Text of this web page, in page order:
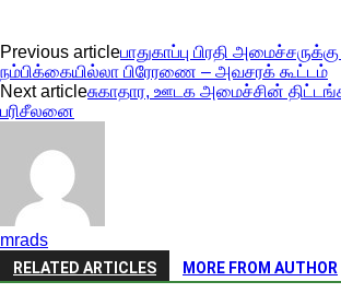
Previous articleபாதுகாப்பு பிரதி
நம்பிக்கையில்லா பிரேரணை – அவசரக் கூட்டம்
Next articleசுகாதார, ஊடக அமைச்சின்
பரிசீலனை
mrads
RELATED ARTICLES MORE FROM AUTHOR